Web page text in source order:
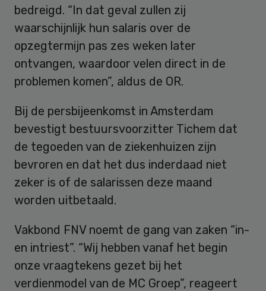
bedreigd. “In dat geval zullen zij
waarschijnlijk hun salaris over de
opzegtermijn pas zes weken later
ontvangen, waardoor velen direct in de
problemen komen”, aldus de OR.
Bij de persbijeenkomst in Amsterdam
bevestigt bestuursvoorzitter Tichem dat
de tegoeden van de ziekenhuizen zijn
bevroren en dat het dus inderdaad niet
zeker is of de salarissen deze maand
worden uitbetaald.
Vakbond FNV noemt de gang van zaken “in-
en intriest”. “Wij hebben vanaf het begin
onze vraagtekens gezet bij het
verdienmodel van de MC Groep”, reageert